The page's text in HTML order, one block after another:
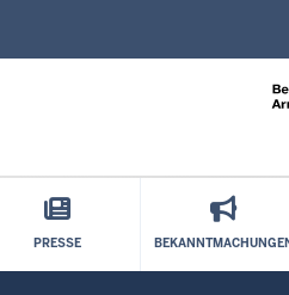
PRESSE